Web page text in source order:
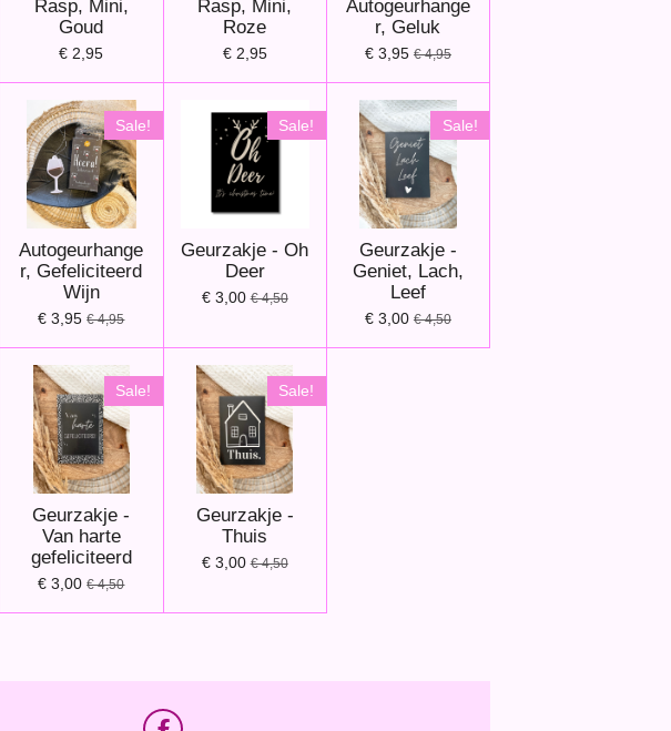
Rasp, Mini,
Goud
€ 2,95
Rasp, Mini,
Roze
€ 2,95
Autogeurhange
r, Geluk
€ 3,95 € 4,95
Sale!
Autogeurhange
r, Gefeliciteerd
Wijn
€ 3,95 € 4,95
Sale!
Geurzakje - Oh
Deer
€ 3,00 € 4,50
Sale!
Geurzakje -
Geniet, Lach,
Leef
€ 3,00 € 4,50
Sale!
Geurzakje -
Van harte
gefeliciteerd
€ 3,00 € 4,50
Sale!
Geurzakje -
Thuis
€ 3,00 € 4,50